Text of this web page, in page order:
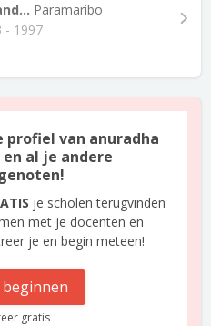
Paramaribo
- 1997
van anuradha
al je andere
je scholen terugvinden
met je docenten en
je en begin meteen!
gratis